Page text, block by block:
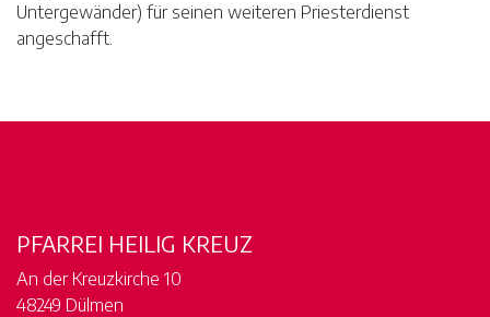
Untergewänder) für seinen weiteren Priesterdienst
angeschafft.
PFARREI HEILIG KREUZ
An der Kreuzkirche 10
48249 Dülmen